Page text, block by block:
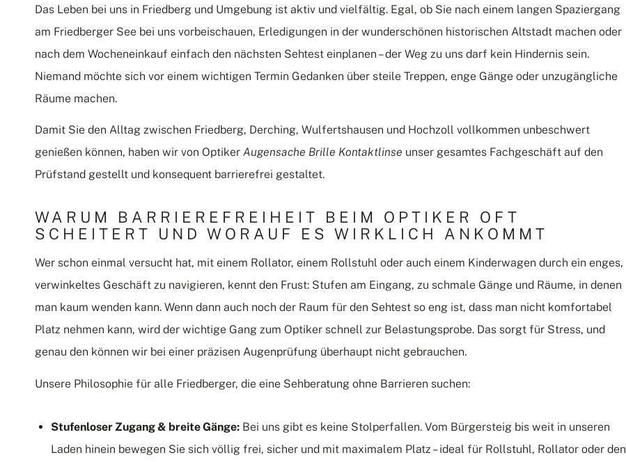
Das Leben bei uns in Friedberg und Umgebung ist aktiv und vielfältig. Egal, ob Sie nach einem langen Spaziergang
am Friedberger See bei uns vorbeischauen, Erledigungen in der wunderschönen historischen Altstadt machen oder
nach dem Wocheneinkauf einfach den nächsten Sehtest einplanen – der Weg zu uns darf kein Hindernis sein.
Niemand möchte sich vor einem wichtigen Termin Gedanken über steile Treppen, enge Gänge oder unzugängliche
Räume machen.
Damit Sie den Alltag zwischen Friedberg, Derching, Wulfertshausen und Hochzoll vollkommen unbeschwert
genießen können, haben wir von Optiker Augensache Brille Kontaktlinse unser gesamtes Fachgeschäft auf den
Prüfstand gestellt und konsequent barrierefrei gestaltet.
WARUM BARRIEREFREIHEIT BEIM OPTIKER OFT
SCHEITERT UND WORAUF ES WIRKLICH ANKOMMT
Wer schon einmal versucht hat, mit einem Rollator, einem Rollstuhl oder auch einem Kinderwagen durch ein enges,
verwinkeltes Geschäft zu navigieren, kennt den Frust: Stufen am Eingang, zu schmale Gänge und Räume, in denen
man kaum wenden kann. Wenn dann auch noch der Raum für den Sehtest so eng ist, dass man nicht komfortabel
Platz nehmen kann, wird der wichtige Gang zum Optiker schnell zur Belastungsprobe. Das sorgt für Stress, und
genau den können wir bei einer präzisen Augenprüfung überhaupt nicht gebrauchen.
Unsere Philosophie für alle Friedberger, die eine Sehberatung ohne Barrieren suchen:
Stufenloser Zugang & breite Gänge: Bei uns gibt es keine Stolperfallen. Vom Bürgersteig bis weit in unseren
Laden hinein bewegen Sie sich völlig frei, sicher und mit maximalem Platz – ideal für Rollstuhl, Rollator oder den